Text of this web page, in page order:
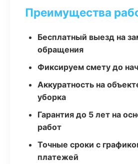
Преимущества
Бесплатный выезд на
обращения
Фиксируем смету до
Аккуратность на
уборка
Гарантия до 5 лет на
работ
Точные сроки с
платежей